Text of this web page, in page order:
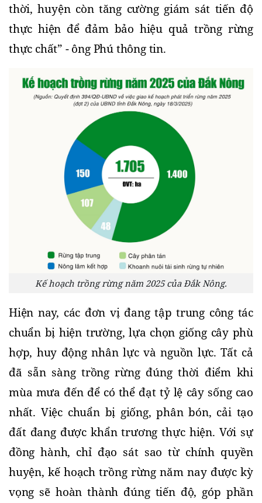
thời, huyện còn tăng cường giám sát tiến độ
thực hiện để đảm bảo hiệu quả trồng rừng
thực chất” - ông Phú thông tin.
Kế hoạch trồng rừng năm 2025 của Đắk Nông.
Hiện nay, các đơn vị đang tập trung công tác
chuẩn bị hiện trường, lựa chọn giống cây phù
hợp, huy động nhân lực và nguồn lực. Tất cả
đã sẵn sàng trồng rừng đúng thời điểm khi
mùa mưa đến để có thể đạt tỷ lệ cây sống cao
nhất. Việc chuẩn bị giống, phân bón, cải tạo
đất đang được khẩn trương thực hiện. Với sự
đồng hành, chỉ đạo sát sao từ chính quyền
huyện, kế hoạch trồng rừng năm nay được kỳ
vọng sẽ hoàn thành đúng tiến độ, góp phần